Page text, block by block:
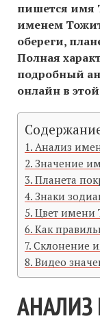
пишется имя
именем
обереги,
Полная
подробный
онлайн в
Анализ
Значение
Планета
Знаки
Цвет имени
Как
Склонение
Видео